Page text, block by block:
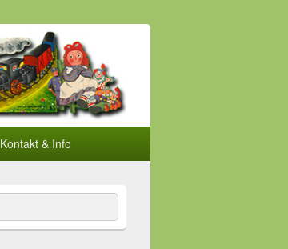
Kontakt & Info